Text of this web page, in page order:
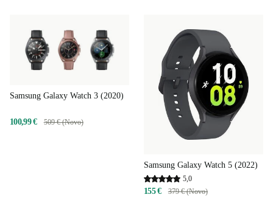
Samsung Galaxy Watch 3 (2020)
100,99 € 509 € (Novo)
Samsung Galaxy Watch 5 (2022)
5,0
155 € 379 € (Novo)